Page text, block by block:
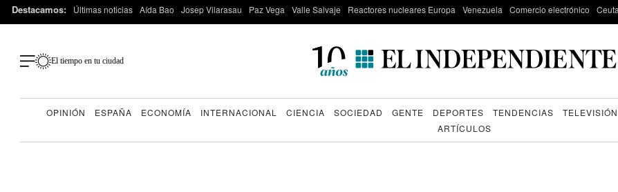
Destacamos: Últimas noticias Aída Bao Josep Vilarasau Paz Vega Valle Salvaje Reactores nucleares Europa Venezuela Comercio electrónico Ceuta
El tiempo en tu ciudad
OPINIÓN ESPAÑA ECONOMÍA INTERNACIONAL CIENCIA SOCIEDAD GENTE DEPORTES TENDENCIAS TELEVISIÓN
ARTÍCULOS